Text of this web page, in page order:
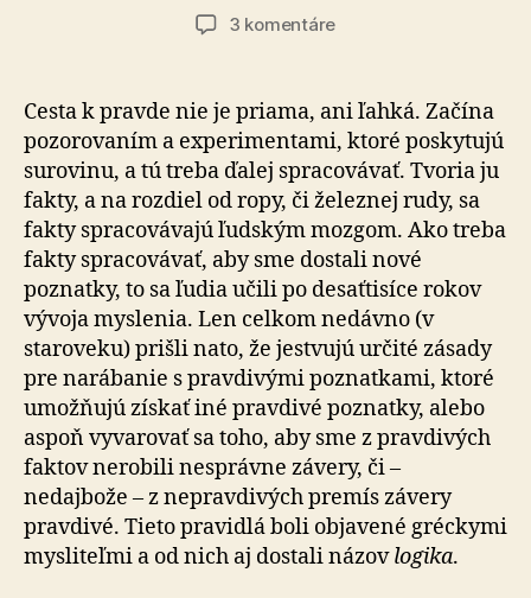
článku
3 komentárena
elementárnej
logiky
Cesta k pravde nie je priama, ani ľahká. Začína
pozorovaním a experimentami, ktoré poskytujú
surovinu, a tú treba ďalej spracovávať. Tvoria ju
fakty, a na rozdiel od ropy, či železnej rudy, sa
fakty spracovávajú ľudským mozgom. Ako treba
fakty spracovávať, aby sme dostali nové
poznatky, to sa ľudia učili po desaťtisíce rokov
vývoja myslenia. Len celkom nedávno (v
staroveku) prišli nato, že jestvujú určité zásady
pre narábanie s pravdivými poznatkami, ktoré
umožňujú získať iné pravdivé poznatky, alebo
aspoň vyvarovať sa toho, aby sme z pravdivých
faktov nerobili nesprávne závery, či –
nedajbože – z nepravdivých premís závery
pravdivé. Tieto pravidlá boli objavené gréckymi
mysliteľmi a od nich aj dostali názovlogika.